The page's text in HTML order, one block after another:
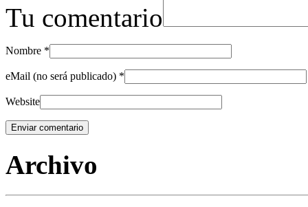
Tu comentario
Nombre *
eMail (no será publicado) *
Website
Archivo